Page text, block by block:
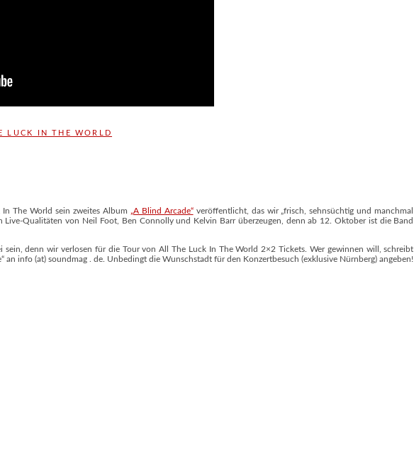
LUCK IN THE WORLD
The World sein zweites Album „A Blind Arcade“veröffentlicht, das wir „frisch, sehnsüchtig und manchmal
Qualitäten von Neil Foot, Ben Connolly und Kelvin Barr überzeugen, denn ab 12. Oktober ist die Band
denn wir verlosen für die Tour von All The Luck In The World 2×2 Tickets. Wer gewinnen will, schreibt
an info (at) soundmag . de. Unbedingt die Wunschstadt für den Konzertbesuch (exklusive Nürnberg) angeben!